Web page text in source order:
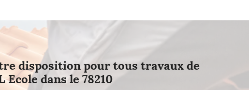
disposition pour tous travaux de
dans le 78210